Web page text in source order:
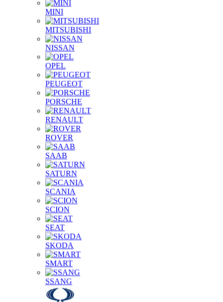
MINI
MITSUBISHI
NISSAN
OPEL
PEUGEOT
PORSCHE
RENAULT
ROVER
SAAB
SATURN
SCANIA
SCION
SEAT
SKODA
SMART
SSANG